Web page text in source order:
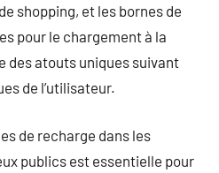
shopping, et les bornes de
pour le chargement à la
des atouts uniques suivant
de l’utilisateur.
de recharge dans les
publics est essentielle pour